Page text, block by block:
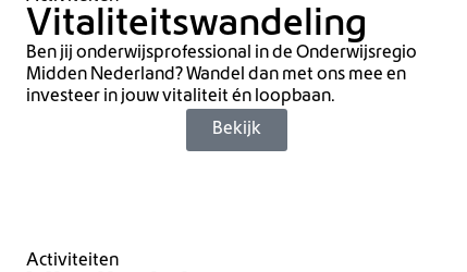
Vitaliteitswandeling
Ben jij onderwijsprofessional in de Onderwijsregio
Midden Nederland? Wandel dan met ons mee en
investeer in jouw vitaliteit én loopbaan.
Bekijk
Activiteiten